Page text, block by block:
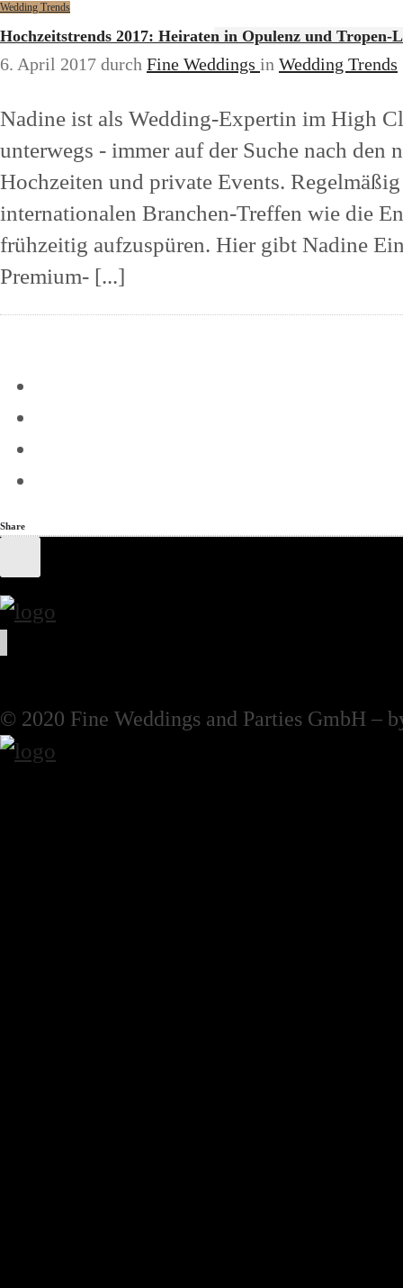
Wedding Trends
Hochzeitstrends 2017: Heiraten in Opulenz und Tropen-
6. April 2017 durch Fine Weddings in Wedding Trends
Nadine ist als Wedding-Expertin im High
unterwegs - immer auf der Suche nach den
Hochzeiten und private Events.
internationalen Branchen-Treffen wie die
frühzeitig aufzuspüren. Hier gibt Nadine
Premium- [...]
Share
© 2020 Fine Weddings and Parties GmbH –